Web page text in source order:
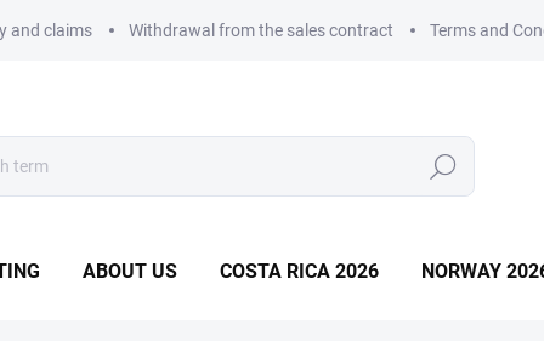
and claims Withdrawal from the sales contract Terms and
Search
ABOUT US COSTA RICA 2026 NORWAY